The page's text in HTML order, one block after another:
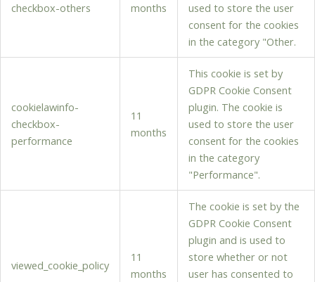
checkbox-others
months
used to store the user
consent for the cookies
in the category "Other.
cookielawinfo-
checkbox-
performance
11
months
This cookie is set by
GDPR Cookie Consent
plugin. The cookie is
used to store the user
consent for the cookies
in the category
"Performance".
viewed_cookie_policy
11
months
The cookie is set by the
GDPR Cookie Consent
plugin and is used to
store whether or not
user has consented to